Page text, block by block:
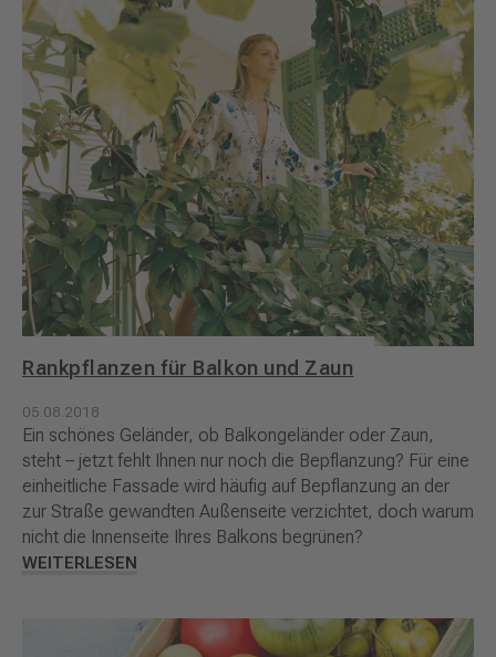
Rankpflanzen für Balkon und Zaun
05.08.2018
Ein schönes Geländer, ob Balkongeländer oder Zaun,
steht – jetzt fehlt Ihnen nur noch die Bepflanzung? Für eine
einheitliche Fassade wird häufig auf Bepflanzung an der
zur Straße gewandten Außenseite verzichtet, doch warum
nicht die Innenseite Ihres Balkons begrünen?
WEITERLESEN